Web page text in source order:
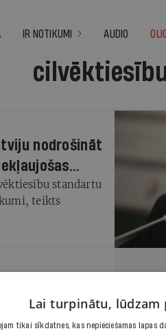
IR NOTIKUMI AUDIO
nodrošināt
standartu
teikts
Nils Muižnieks
uzvaru un
Lai turpinātu,
tikai sīkdatnes, kas nepieciešamas